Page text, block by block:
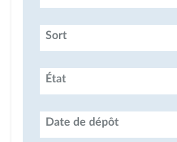
Sort
État
Date de dépôt